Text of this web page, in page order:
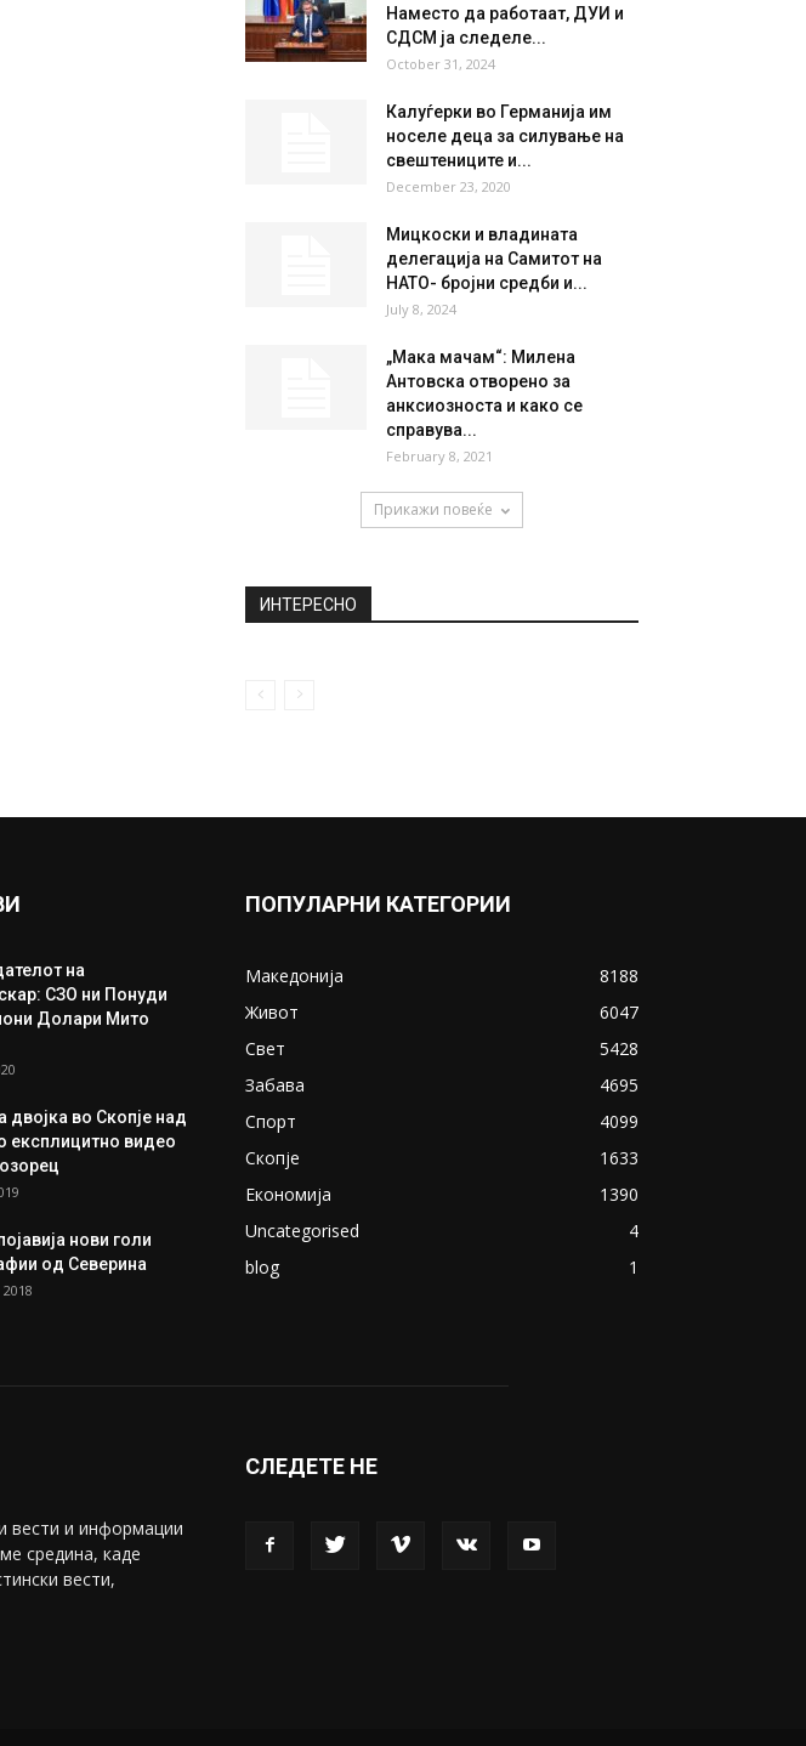
Наместо да работаат, ДУИ и
СДСМ ја следеле...
October 31, 2024
Калуѓерки во Германија им
носеле деца за силување на
свештениците и...
December 23, 2020
Мицкоски и владината
делегација на Самитот на
НАТО- бројни средби и...
July 8, 2024
„Мака мачам“: Милена
Антовска отворено за
анксиозноста и како се
справува...
February 8, 2021
Прикажи повеќе
ИНТЕРЕСНО
на
СЗО ни Понуди
Долари Мито
двојка во Скопје над
експлицитно видео
нови голи
од Северина
ПОПУЛАРНИ КАТЕГОРИИ
Македонија
8188
Живот
6047
Свет
5428
Забава
4695
Спорт
4099
Скопје
1633
Економија
1390
Uncategorised
4
blog
1
вести и информации
средина, каде
вести,
СЛЕДЕТЕ НЕ